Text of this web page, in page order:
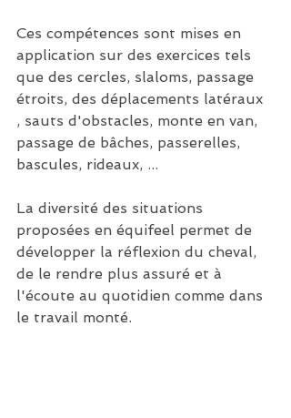
Ces compétences sont mises en
application sur des exercices tels
que des cercles, slaloms, passage
étroits, des déplacements latéraux
, sauts d'obstacles, monte en van,
passage de bâches, passerelles,
bascules, rideaux, ...
La diversité des situations
proposées en équifeel permet de
développer la réflexion du cheval,
de le rendre plus assuré et à
l'écoute au quotidien comme dans
le travail monté.